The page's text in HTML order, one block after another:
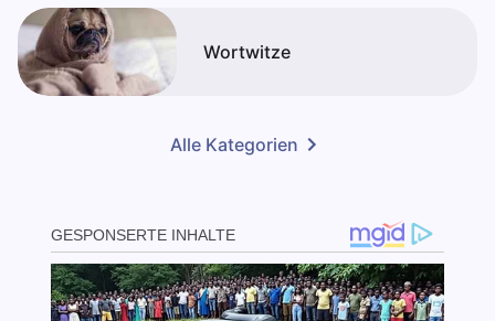
Wortwitze
Alle Kategorien